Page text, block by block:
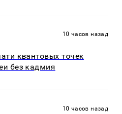
10 часов назад
квантовых точек
без кадмия
10 часов назад